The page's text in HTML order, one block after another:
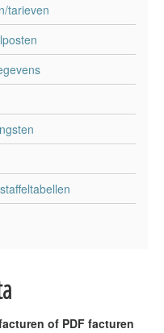
tarieven
of PDF facturen